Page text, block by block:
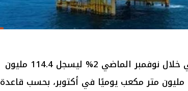
تراجع إنتاج مصر من الغاز الطبيعي خلال نوفمبر الماضي 2% ليسجل 114.4 مليون
متر مكعب يوميًا مقارنة مع 117.3 مليون متر مكعب يوميًا في أكتوبر، بحسب قاعدة